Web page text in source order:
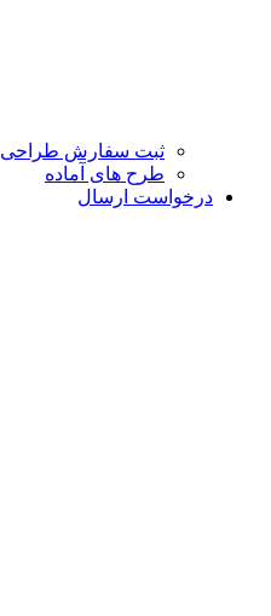
ثبت سفارش طراحی
طرح های آماده
درخواست ارسال